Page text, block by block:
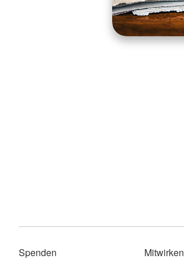
Spenden Mitwirken